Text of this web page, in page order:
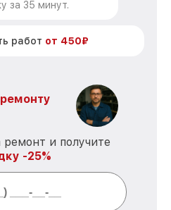
за 35 минут.
работ от 450₽
и получите
-25%